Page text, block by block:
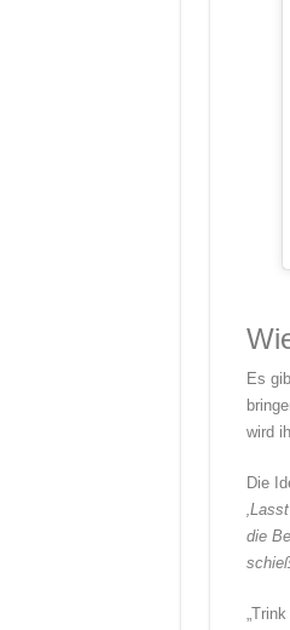
Es
wird
Die
die